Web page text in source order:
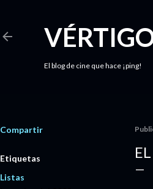
El blog de cine que hace ¡ping!
Compartir
Etiquetas
Listas